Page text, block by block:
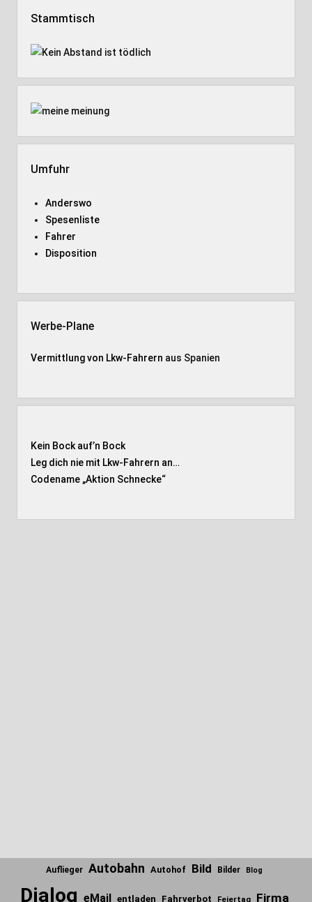
Stammtisch
Umfuhr
Anderswo
Spesenliste
Fahrer
Disposition
Werbe-Plane
Vermittlung von Lkw-Fahrern aus Spanien
Kein Bock auf’n Bock
Leg dich nie mit Lkw-Fahrern an…
Codename „Aktion Schnecke“
Auflieger Autobahn Autohof Bild Bilder Blog
Dialog eMail entladen Fahrverbot Feiertag Firma